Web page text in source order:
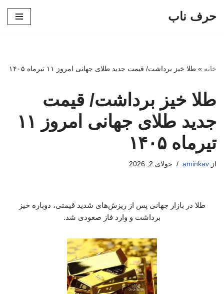
حرف ناب
خانه » طلا خیز برداشت/ قیمت جدید طلای جهانی امروز ۱۱ تیرماه ۱۴۰۵
طلا خیز برداشت/ قیمت
جدید طلای جهانی امروز ۱۱
تیرماه ۱۴۰۵
از aminkav جولای 2, 2026
طلا در بازار جهانی پس از ریزش‌های شدید قیمتی، دوباره خیز
برداشت و وارد فاز صعودی شد.